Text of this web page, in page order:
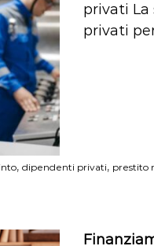
privati
privati
, dipendenti privati, prestito